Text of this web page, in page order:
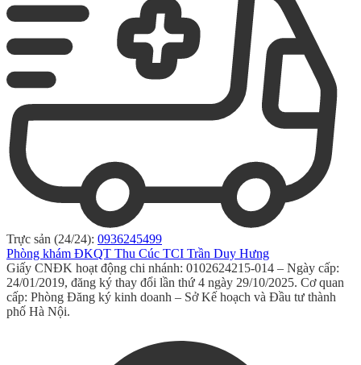
Trực sản (24/24): 0936245499
Phòng khám ĐKQT Thu Cúc TCI Trần Duy Hưng
Giấy CNĐK hoạt động chi nhánh: 0102624215-014 – Ngày cấp:
24/01/2019, đăng ký thay đổi lần thứ 4 ngày 29/10/2025. Cơ quan
cấp: Phòng Đăng ký kinh doanh – Sở Kế hoạch và Đầu tư thành
phố Hà Nội.